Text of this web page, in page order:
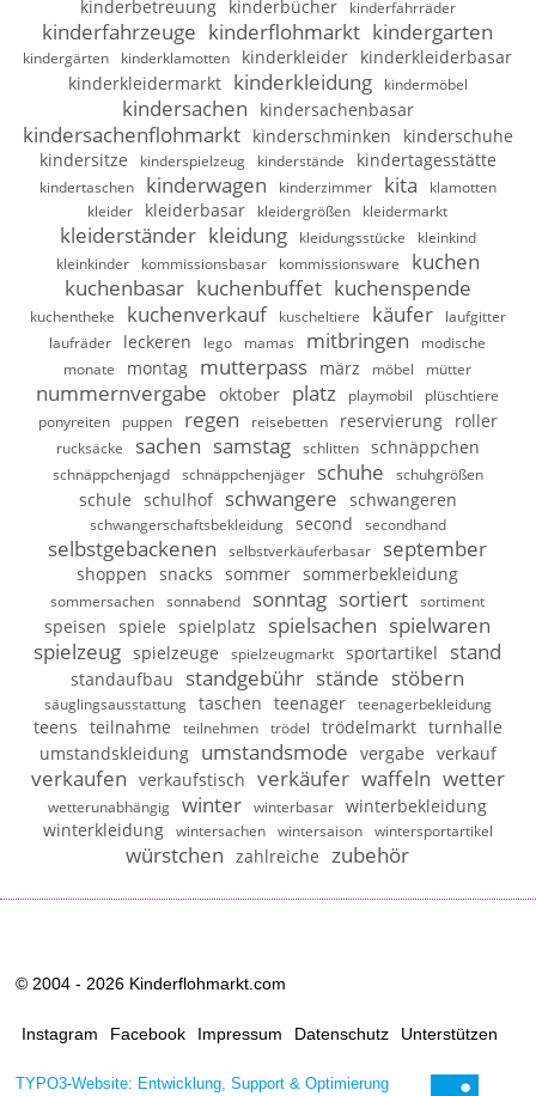
kinderbetreuung kinderbücher kinderfahrräder
kinderfahrzeuge kinderflohmarkt kindergarten
kindergärten kinderklamotten kinderkleider kinderkleiderbasar
kinderkleidermarkt kinderkleidung kindermöbel
kindersachen kindersachenbasar
kindersachenflohmarkt kinderschminken
kinderschuhe
kindersitze
kinderspielzeug kinderstände kindertagesstätte
kindertaschen kinderwagen kinderzimmer kita
klamotten
kleider
kleiderbasar kleidergrößen kleidermarkt
kleiderständer kleidung kleidungsstücke
kleinkind
kleinkinder
kommissionsbasar kommissionsware
kuchen
kuchenbasar kuchenbuffet kuchenspende
kuchentheke kuchenverkauf kuscheltiere käufer
laufgitter
laufräder
leckeren lego mamas mitbringen
modische
monate
montag mutterpass märz möbel mütter
nummernvergabe oktober platz playmobil
plüschtiere
ponyreiten
puppen regen reisebetten reservierung roller
rucksäcke sachen samstag schlitten schnäppchen
schnäppchenjagd schnäppchenjäger schuhe schuhgrößen
schule schulhof schwangere schwangeren
schwangerschaftsbekleidung second secondhand
selbstgebackenen selbstverkäuferbasar september
shoppen snacks sommer sommerbekleidung
sommersachen sonnabend sonntag sortiert sortiment
speisen spiele spielplatz spielsachen spielwaren
spielzeug spielzeuge spielzeugmarkt sportartikel stand
standaufbau standgebühr stände stöbern
säuglingsausstattung taschen teenager teenagerbekleidung
teens teilnahme teilnehmen trödel trödelmarkt turnhalle
umstandskleidung umstandsmode vergabe verkauf
verkaufen verkaufstisch verkäufer waffeln wetter
wetterunabhängig winter winterbasar
winterbekleidung
winterkleidung
wintersachen wintersaison wintersportartikel
würstchen zahlreiche zubehör
© 2004 - 2026 Kinderflohmarkt.com
Instagram Facebook Impressum Datenschutz Unterstützen
TYPO3-Website: Entwicklung, Support & Optimierung